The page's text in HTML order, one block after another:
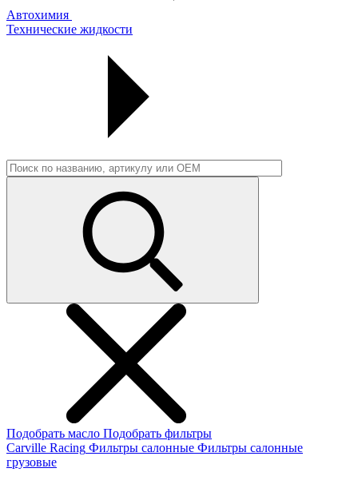
Автохимия
Технические жидкости
Подобрать масло Подобрать фильтры
Carville Racing Фильтры салонные Фильтры салонные
грузовые